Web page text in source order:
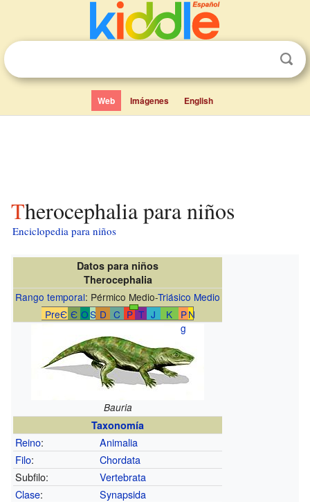
Web Imágenes English
Therocephalia para niños
Enciclopedia para niños
Datos para niños
Therocephalia
Rango temporal: Pérmico Medio-Triásico Medio
PreЄ Є OS D C P T J K
P
g
N
Bauria
Taxonomía
Reino:
Animalia
Filo:
Chordata
Subfilo:
Vertebrata
Clase:
Synapsida